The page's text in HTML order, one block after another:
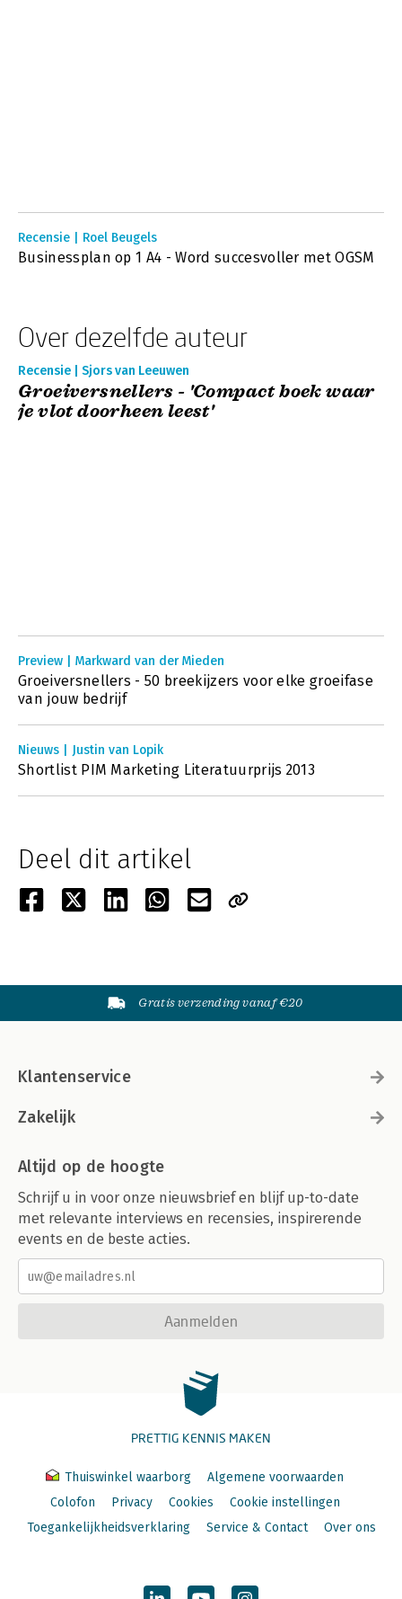
Recensie | Roel Beugels
Businessplan op 1 A4 - Word succesvoller met OGSM
Over dezelfde auteur
Recensie | Sjors van Leeuwen
Groeiversnellers - 'Compact boek waar
je vlot doorheen leest'
Preview | Markward van der Mieden
Groeiversnellers - 50 breekijzers voor elke groeifase
van jouw bedrijf
Nieuws | Justin van Lopik
Shortlist PIM Marketing Literatuurprijs 2013
Deel dit artikel
Gratis verzending vanaf €20
Klantenservice
Zakelijk
Altijd op de hoogte
Schrijf u in voor onze nieuwsbrief en blijf up-to-date
met relevante interviews en recensies, inspirerende
events en de beste acties.
Aanmelden
PRETTIG KENNIS MAKEN
Thuiswinkel waarborg
Algemene voorwaarden
Colofon
Privacy Cookies
Cookie instellingen
Toegankelijkheidsverklaring
Service & Contact Over ons